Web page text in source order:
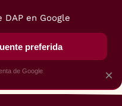
×
DAP en Google
preferida
de Google